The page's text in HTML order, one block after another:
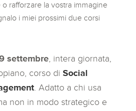
rafforzare la vostra immagine
i miei prossimi due corsi
settembre, intera giornata,
corso diSocial
. Adatto a chi usa
non in modo strategico e